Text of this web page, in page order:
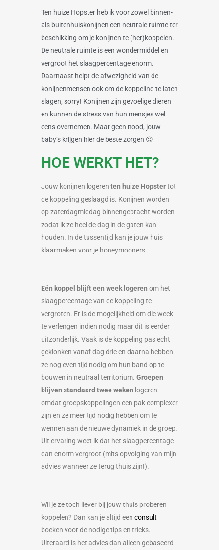
Ten huize Hopster heb ik voor zowel binnen-
als buitenhuiskonijnen een neutrale ruimte ter
beschikking om je konijnen te (her)koppelen.
De neutrale ruimte is een wondermiddel en
vergroot het slaagpercentage enorm.
Daarnaast helpt de afwezigheid van de
konijnenmensen ook om de koppeling te laten
slagen, sorry! Konijnen zijn gevoelige dieren
en kunnen de stress van hun mensjes wel
eens overnemen. Maar geen nood, jouw
baby’s krijgen hier de beste zorgen 😉
HOE WERKT HET?
Jouw konijnen logeren ten huize Hopstertot
de koppeling geslaagd is. Konijnen worden
op zaterdagmiddag binnengebracht worden
zodat ik ze heel de dag in de gaten kan
houden. In de tussentijd kan je jouw huis
klaarmaken voor je honeymooners.
Eén koppel blijft een week logeren om het
slaagpercentage van de koppeling te
vergroten. Er is de mogelijkheid om die week
te verlengen indien nodig maar dit is eerder
uitzonderlijk. Vaak is de koppeling pas echt
geklonken vanaf dag drie en daarna hebben
ze nog even tijd nodig om hun band op te
bouwen in neutraal territorium. Groepen
blijven standaard twee weken logeren
omdat groepskoppelingen een pak complexer
zijn en ze meer tijd nodig hebben om te
wennen aan de nieuwe dynamiek in de groep.
Uit ervaring weet ik dat het slaagpercentage
dan enorm vergroot (mits opvolging van mijn
advies wanneer ze terug thuis zijn!).
Wil je ze toch liever bij jouw thuis proberen
koppelen? Dan kan je altijd een consult
boeken voor de nodige tips en tricks.
Uiteraard is het advies dan alleen gebaseerd